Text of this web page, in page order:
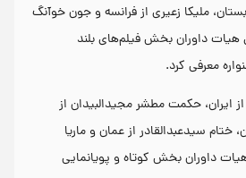
ملیکا زعیری از فرانسه و جون خوآنگ
هیات داوران بخش فیلم‌های بلند
معرفی کرد.
ایران، حکمت مطشر مجیدالبیدان از
ختام سیدعبدالقادر از عمان و ماریا
داوران بخش کوتاه و پویانمایی